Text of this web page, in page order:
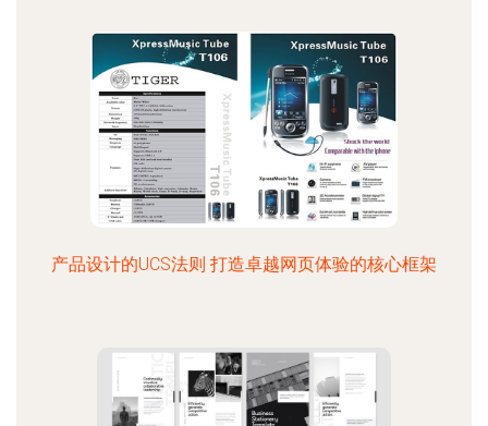
产品设计的UCS法则 打造卓越网页体验的核心框架